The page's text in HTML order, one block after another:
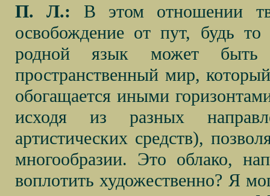
П. Л.: В этом отношении
освобождение от пут, будь
родной язык может
пространственный мир,
обогащается иными
исходя из разных
артистических средств),
многообразии. Это облако,
воплотить художественно? Я